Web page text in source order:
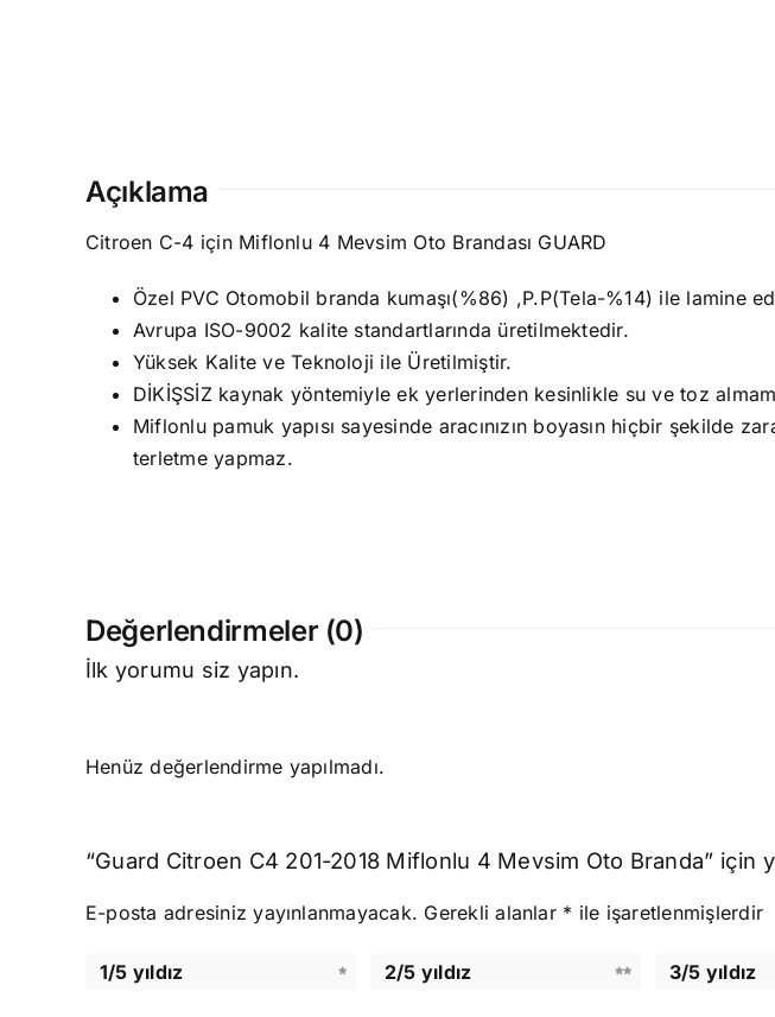
Açıklama
Citroen C-4 için Miflonlu 4 Mevsim Oto Brandası GUARD
Özel PVC Otomobil branda kumaşı(%86) ,P.P(Tela-%14) ile lamine
Avrupa ISO-9002 kalite standartlarında üretilmektedir.
Yüksek Kalite ve Teknoloji ile Üretilmiştir.
DİKİŞSİZ kaynak yöntemiyle ek yerlerinden kesinlikle su ve toz
Miflonlu pamuk yapısı sayesinde aracınızın boyasın hiçbir şekilde
terletme yapmaz.
Değerlendirmeler (0)
İlk yorumu siz yapın.
Henüz değerlendirme yapılmadı.
“Guard Citroen C4 201-2018 Miflonlu 4 Mevsim Oto Branda” için
E-posta adresiniz yayınlanmayacak. Gerekli alanlar * ile işaretlenmişlerdir
1/5 yıldız 2/5 yıldız 3/5 yıldız